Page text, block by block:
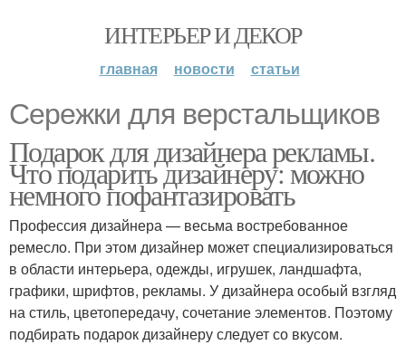
ИНТЕРЬЕР И ДЕКОР
главная новости статьи
Сережки для верстальщиков
Подарок для дизайнера рекламы.
Что подарить дизайнеру: можно
немного пофантазировать
Профессия дизайнера — весьма востребованное
ремесло. При этом дизайнер может специализироваться
в области интерьера, одежды, игрушек, ландшафта,
графики, шрифтов, рекламы. У дизайнера особый взгляд
на стиль, цветопередачу, сочетание элементов. Поэтому
подбирать подарок дизайнеру следует со вкусом.